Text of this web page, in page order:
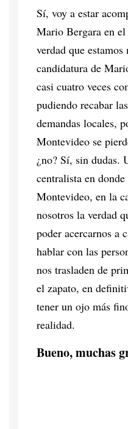
Sí, voy a estar
Mario Bergara en
verdad que
candidatura de
casi cuatro veces
pudiendo recabar
demandas locales,
Montevideo se
¿no? Sí, sin dudas.
centralista en
Montevideo, en la
nosotros la verdad
poder acercarnos a
hablar con las
nos trasladen de
el zapato, en
tener un ojo más
realidad.
Bueno, muchas